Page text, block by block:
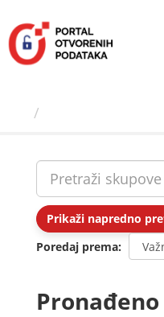
sadržaj
Prikaži napredno
Poredaj prema